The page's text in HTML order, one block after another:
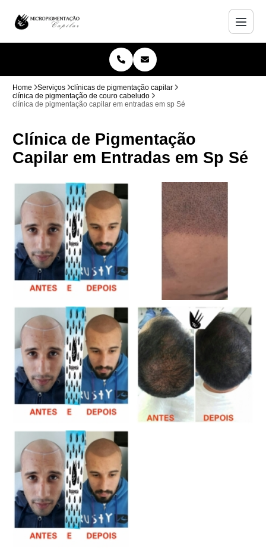
Home Serviços
clínicas de pigmentação capilar
clínica de pigmentação de couro cabeludo
clínica de pigmentação capilar em entradas em sp Sé
Clínica de Pigmentação
Capilar em Entradas em Sp Sé